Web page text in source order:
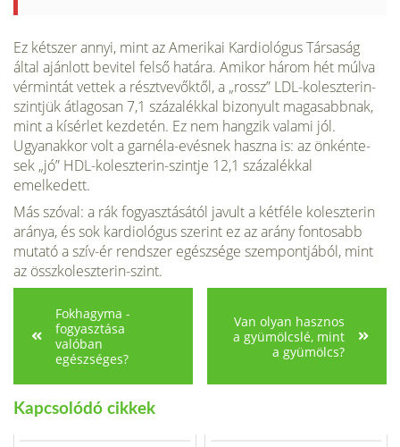
Ez két­szer annyi, mint az Amerikai Kardiológus Társaság
által ajánlott bevitel felső határa. Amikor három hét múlva
vér­mintát vettek a résztvevőktől, a „rossz” LDL-koleszterin-
szintjük átlagosan 7,1 száza­lékkal bizonyult magasabbnak,
mint a kísérlet kezdetén. Ez nem hangzik valami jól.
Ugyanakkor volt a garnéla-evésnek haszna is: az önkénte­
sek „jó” HDL-koleszterin-szintje 12,1 százalékkal
emelkedett.
Más szóval: a rák fogyasztásától javult a kétféle koleszterin
aránya, és sok kar­diológus szerint ez az arány fontosabb
mutató a szív-ér rendszer egészsége szempontjából, mint
az összkoleszterin-szint.
Fokhagyma -
fogyasztása
valóban
egészséges?
Van olyan hasznos
a gyümölcslé, mint
a gyümölcs?
Kapcsolódó cikkek